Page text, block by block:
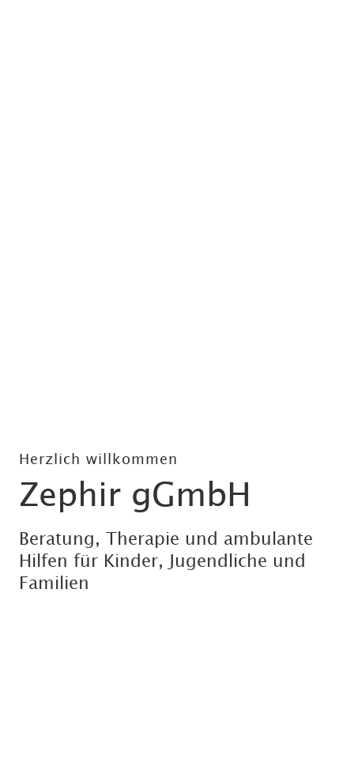
Herzlich willkommen
Zephir gGmbH
Beratung, Therapie und ambulante
Hilfen für Kinder, Jugendliche und
Familien